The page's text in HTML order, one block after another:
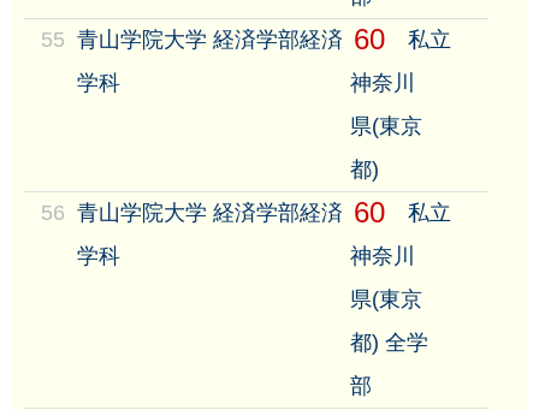
55 青山学院大学 経済学部経済
学科
60
私立
神奈川
県(東京
都)
56 青山学院大学 経済学部経済
学科
60
私立
神奈川
県(東京
都) 全学
部